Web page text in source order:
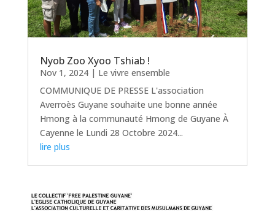
Nyob Zoo Xyoo Tshiab !
Nov 1, 2024| Le vivre ensemble
COMMUNIQUE DE PRESSE L'association
Averroès Guyane souhaite une bonne année
Hmong à la communauté Hmong de Guyane À
Cayenne le Lundi 28 Octobre 2024...
lire plus